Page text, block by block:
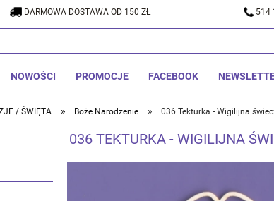
DARMOWA DOSTAWA OD 150 ZŁ
NOWOŚCI PROMOCJE FACEBOOK
/ ŚWIĘTA » Boże Narodzenie » 036 Tekturka - Wigilijna
DARMOWA DOSTAWA OD 150 ZŁ 514
036 TEKTURKA - WIGILIJNA